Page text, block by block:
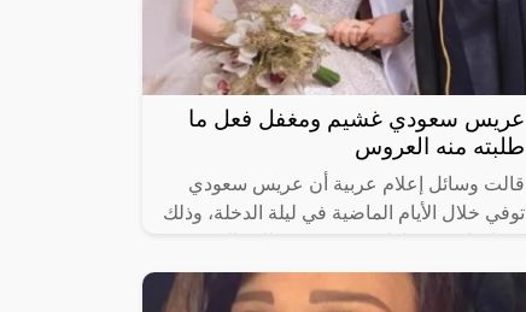
عريس سعودي غشيم ومغفل فعل ما
طلبته منه العروس
قالت وسائل إعلام عربية أن عريس سعودي
توفي خلال الأيام الماضية في ليلة الدخلة، وذلك
فكانت نهايته صادمة وغير متوقعة.وفي